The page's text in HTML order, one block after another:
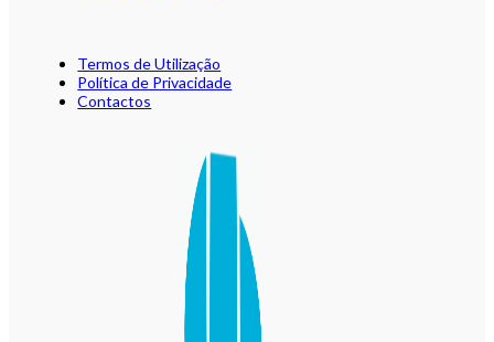
Termos de Utilização
Política de Privacidade
Contactos